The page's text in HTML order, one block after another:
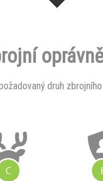
druh